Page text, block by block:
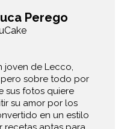
Perego
joven de Lecco,
sobre todo por
sus fotos quiere
su amor por los
en un estilo